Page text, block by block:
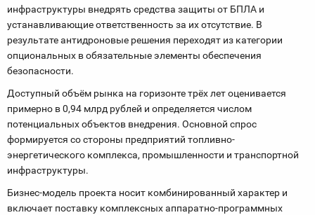
инфраструктуры внедрять средства защиты от БПЛА и
устанавливающие ответственность за их отсутствие. В
результате антидроновые решения переходят из категории
опциональных в обязательные элементы обеспечения
безопасности.
Доступный объём рынка на горизонте трёх лет оценивается
примерно в 0,94 млрд рублей и определяется числом
потенциальных объектов внедрения. Основной спрос
формируется со стороны предприятий топливно-
энергетического комплекса, промышленности и транспортной
инфраструктуры.
Бизнес-модель проекта носит комбинированный характер и
включает поставку комплексных аппаратно-программных